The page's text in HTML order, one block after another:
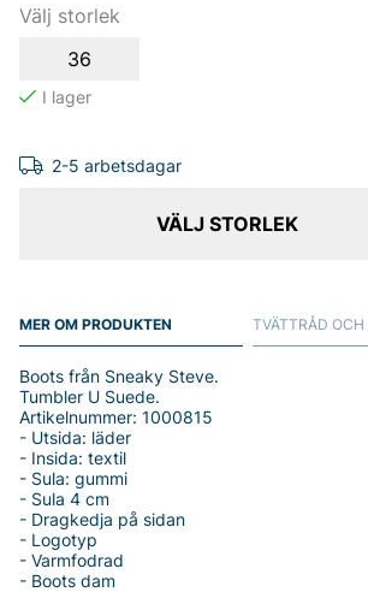
Välj storlek
36
2-5 arbetsdagar
VÄLJ STORLEK
MER OM PRODUKTEN
Boots från Sneaky Steve.
Tumbler U Suede.
Artikelnummer: 1000815
- Utsida: läder
- Insida: textil
- Sula: gummi
- Sula 4 cm
- Dragkedja på sidan
- Logotyp
- Varmfodrad
- Boots dam
TVÄTTRÅD OCH